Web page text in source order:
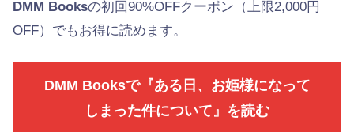
DMM Booksの初回90%OFFクーポン（上限2,000円
OFF）でもお得に読めます。
DMM Booksで『ある日、お姫様になって
しまった件について』を読む